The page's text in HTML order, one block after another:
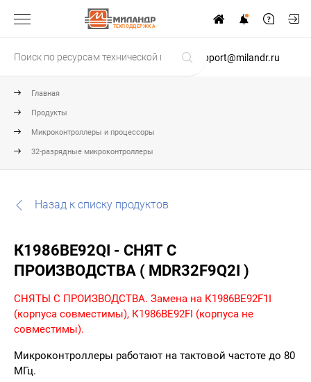
ТЕХПОДДЕРЖКА
support@milandr.ru
Главная
Продукты
Микроконтроллеры и процессоры
32-разрядные микроконтроллеры
Назад к списку продуктов
К1986ВЕ92QI - СНЯТ С
ПРОИЗВОДСТВА ( MDR32F9Q2I )
СНЯТЫ С ПРОИЗВОДСТВА. Замена на К1986ВЕ92F1I
(корпуса совместимы), К1986ВЕ92FI (корпуса не
совместимы).
Микроконтроллеры работают на тактовой частоте до 80
МГц.